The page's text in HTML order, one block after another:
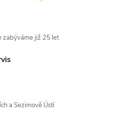
zabýváme již 25 let
a Sezimově Ústí